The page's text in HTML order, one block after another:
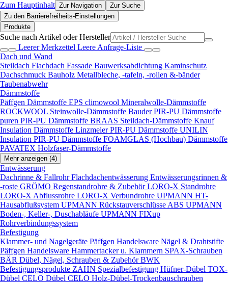
Zum Hauptinhalt Zur Navigation
Zur Suche
Zu den Barrierefreiheits-Einstellungen
Produkte
Suche nach Artikel oder Hersteller
Leerer Merkzettel Leere Anfrage-Liste
Dach und Wand
Steildach Flachdach Fassade Bauwerksabdichtung Kaminschutz
Dachschmuck Bauholz Metallbleche, -tafeln, -rollen &-bänder
Taubenabwehr
Dämmstoffe
Päffgen Dämmstoffe EPS climowool Mineralwolle-Dämmstoffe
ROCKWOOL Steinwolle-Dämmstoffe Bauder PIR-PU Dämmstoffe
puren PIR-PU Dämmstoffe BRAAS Steildach-Dämmstoffe Knauf
Insulation Dämmstoffe Linzmeier PIR-PU Dämmstoffe UNILIN
Insulation PIR-PU Dämmstoffe FOAMGLAS (Hochbau) Dämmstoffe
PAVATEX Holzfaser-Dämmstoffe
Mehr anzeigen (4)
Entwässerung
Dachrinne & FallrohrFlachdachentwässerung Entwässerungsrinnen &
-roste GRÖMO Regenstandrohre & ZubehörLORO-X Standrohre
LORO-X Abflussrohre LORO-X Verbundrohre UPMANN HT-
Hausabflußsystem UPMANN Rückstauverschlüsse ABS UPMANN
Boden-, Keller-, Duschabläufe UPMANN FIXup
Rohrverbindungssystem
Befestigung
Klammer- und Nagelgeräte Päffgen Handelsware Nägel & Drahtstifte
Päffgen Handelsware Hammertacker u. Klammern SPAX-Schrauben
BÄR Dübel, Nägel, Schrauben & ZubehörBWK
Befestigungsprodukte ZAHN Spezialbefestigung Hüfner-Dübel TOX-
Dübel CELO Dübel CELO Holz-Dübel-Trockenbauschrauben